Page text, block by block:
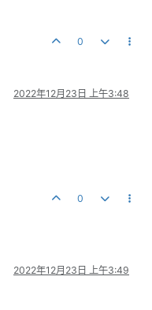
0
2022年12月23日 上午3:48
0
2022年12月23日 上午3:49